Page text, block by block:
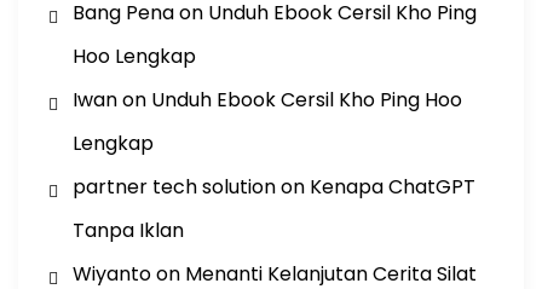
Bang Penaon Unduh Ebook Cersil Kho Ping
Hoo Lengkap
Iwanon Unduh Ebook Cersil Kho Ping Hoo
Lengkap
partner tech solutionon Kenapa ChatGPT
Tanpa Iklan
Wiyantoon Menanti Kelanjutan Cerita Silat